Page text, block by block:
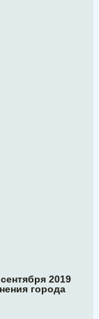
2019
города